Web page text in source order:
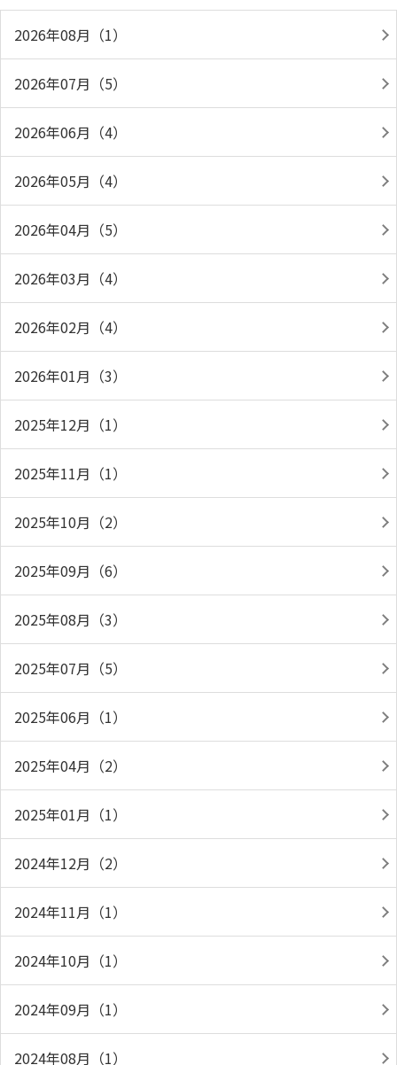
2026年08月（1）
2026年07月（5）
2026年06月（4）
2026年05月（4）
2026年04月（5）
2026年03月（4）
2026年02月（4）
2026年01月（3）
2025年12月（1）
2025年11月（1）
2025年10月（2）
2025年09月（6）
2025年08月（3）
2025年07月（5）
2025年06月（1）
2025年04月（2）
2025年01月（1）
2024年12月（2）
2024年11月（1）
2024年10月（1）
2024年09月（1）
2024年08月（1）